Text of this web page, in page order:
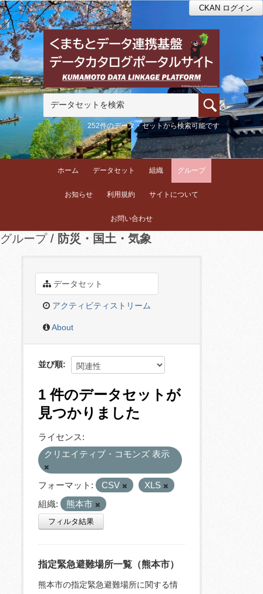
CKAN ログイン
252件のデータ・セットから検索可能です
ホーム データセット 組織 グループ
お知らせ 利用規約 サイトについて
お問い合わせ
グループ 防災・国土・気象
データセット
アクティビティストリーム
About
並び順
1 件のデータセットが
見つかりました
ライセンス:
クリエイティブ・コモンズ 表示
フォーマット: CSV
XLS
組織:
熊本市
フィルタ結果
指定緊急避難場所一覧（熊本市）
熊本市の指定緊急避難場所に関する情